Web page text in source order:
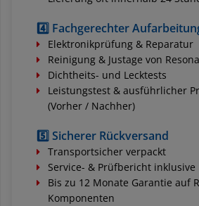
4️⃣ Fachgerechter
Elektronikprüfung & Reparatur
Reinigung & Justage von
Dichtheits- und Lecktests
Leistungstest & ausführlicher
(Vorher / Nachher)
5️⃣ Sicherer Rückversand
Transportsicher verpackt
Service- & Prüfbericht inklusive
Bis zu 12 Monate Garantie auf
Komponenten